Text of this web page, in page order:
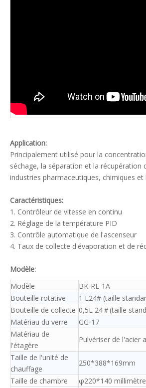
Application:
Principalement utilisé pour la
séchage, la séparation et la récupération
industries pharmaceutiques, chimiques
Caractéristiques:
1. Contrôleur de vitesse en continu
2. Réglage de la température PID
3. Contrôle automatique de l'ascenseur
4. Taux de collecte d'évaporation et de
Modèle:
Modèle
BK-RE-1A
Bouteille rotative
1 L24# (taille
Bouteille de collecte 0,5L 24＃(taille
Matériau du verre
GG-17
Matériau de
l'étagère
Pulvériser de l'acier
Taille de l'unité de
chauffage
250*388*169mm
Taille de chambre
φ220*140